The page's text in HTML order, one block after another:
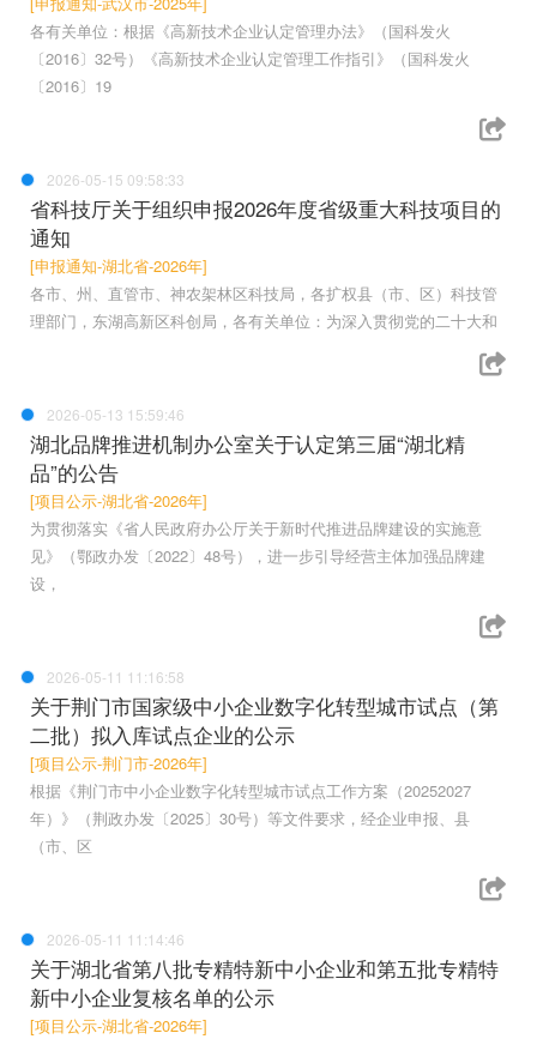
各有关单位：根据《高新技术企业认定管理办法》（国科发火
〔2016〕32号）《高新技术企业认定管理工作指引》（国科发火
〔2016〕19
2026-05-15 09:58:33
省科技厅关于组织申报2026年度省级重大科技项目的
通知
[申报通知-湖北省-2026年]
各市、州、直管市、神农架林区科技局，各扩权县（市、区）科技管
理部门，东湖高新区科创局，各有关单位：为深入贯彻党的二十大和
2026-05-13 15:59:46
湖北品牌推进机制办公室关于认定第三届“湖北精
品”的公告
[项目公示-湖北省-2026年]
为贯彻落实《省人民政府办公厅关于新时代推进品牌建设的实施意
见》（鄂政办发〔2022〕48号），进一步引导经营主体加强品牌建
设，
2026-05-11 11:16:58
关于荆门市国家级中小企业数字化转型城市试点（第
二批）拟入库试点企业的公示
[项目公示-荆门市-2026年]
根据《荆门市中小企业数字化转型城市试点工作方案（20252027
年）》（荆政办发〔2025〕30号）等文件要求，经企业申报、县
（市、区
2026-05-11 11:14:46
关于湖北省第八批专精特新中小企业和第五批专精特
新中小企业复核名单的公示
[项目公示-湖北省-2026年]